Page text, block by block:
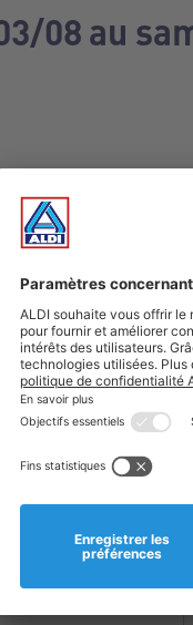
08 au
et ne manquez
nous